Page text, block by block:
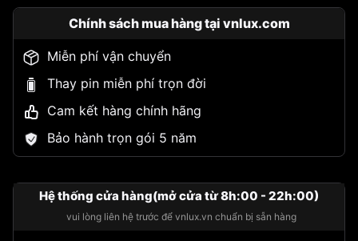
Chính sách mua hàng tại vnlux.com
Miễn phí vận chuyển
Thay pin miễn phí trọn đời
Cam kết hàng chính hãng
Bảo hành trọn gói 5 năm
Hệ thống cửa hàng(mở cửa từ 8h:00 - 22h:00)
vui lòng liên hệ trước để vnlux.vn chuẩn bị sẵn hàng